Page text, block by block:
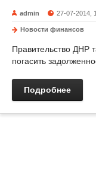
admin 27-07-2014,
Новости финансов
Правительство ДНР
погасить
Подробнее